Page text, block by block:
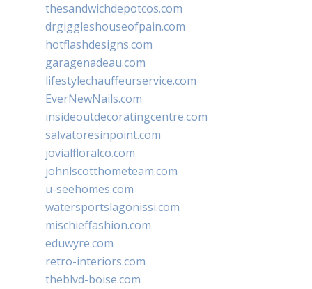
thesandwichdepotcos.com
drgiggleshouseofpain.com
hotflashdesigns.com
garagenadeau.com
lifestylechauffeurservice.com
EverNewNails.com
insideoutdecoratingcentre.com
salvatoresinpoint.com
jovialfloralco.com
johnlscotthometeam.com
u-seehomes.com
watersportslagonissi.com
mischieffashion.com
eduwyre.com
retro-interiors.com
theblvd-boise.com